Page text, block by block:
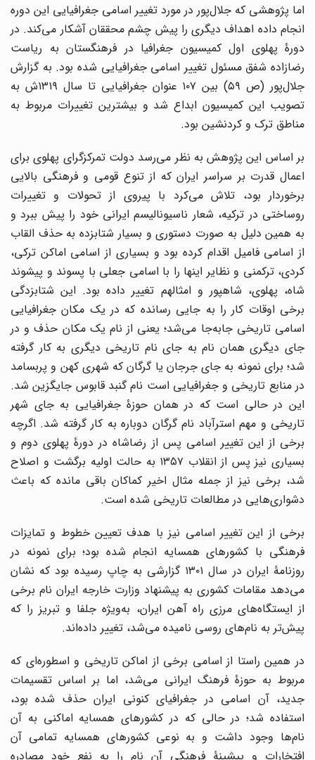
اما پژوهشی که جلال‌پور در مورد تغییر اسامی جغرافیایی این دوره
انجام داده اهداف دیگری را پیش چشم محققان آشکار می‌کند. در
دورۀ پهلوی اول کمیسیون جغرافیا در فرهنگستان به ریاست
رضازاده شفق مسئول تغییر اسامی جغرافیایی شده بود. به گزارش
جلال‌پور (ص ۵۹) بین ۱۰۷ عنوان جغرافیایی تا سال ۱۳۱۹ش به
تصویب این کمیسیون ابداع شد و بیشترین تغییرات مربوط به
مناطق ترک و کردنشین بود.
بر اساس این پژوهش به نظر می‌رسد دولت تمرکزگرای پهلوی برای
اعمال قدرت بر سراسر ایران که از تنوع قومی و فرهنگی بالایی
برخوردار بود، تلاش می‌کرد با پیروی از تحولات و تغییرات
روساختی در ترکیه، شعار ناسیونالیسم ایرانی خود را پیش ببرد و
به همین دلیل به صورت دستوری و بسیار شتابزده به حذف القاب
از اسامی فامیل اقدام کرده بود و بسیاری از اسامی اماکن ترکی،
کردی، ترکمنی و نظایر اینها را با اسامی جعلی با پسوند و پیشوند
شاه، پهلوی، شاهپور و امثالهم تغییر داده بود. این شتابزدگی
برخی اوقات کار را به جایی رسانده که در یک مکان جغرافیایی
اسامی تاریخی جابه‌جا می‌شد؛ یعنی از نام یک مکان حذف و در
جای دیگری همان نام به جای نام تاریخی دیگری به کار گرفته
شد؛ برای نمونه به جای جرجان یا گرگان که شهری کهن و پربسامد
در منابع تاریخی و جغرافیایی است نام گنبد قابوس جایگزین شد.
این در حالی است که در همان حوزۀ جغرافیایی به جای شهر
تاریخی و مهم استرآباد نام گرگان دوباره به کار گرفته شد. اگرچه
برخی از این تغییر اسامی پس از رضاشاه در دورۀ پهلوی دوم و
بسیاری نیز پس از انقلاب ۱۳۵۷ به حالت اولیه برگشت و اصلاح
شد، برخی نیز از جمله مثال اخیر کماکان باقی مانده که باعث
دشواری‌هایی در مطالعات تاریخی شده است.
برخی از این تغییر اسامی نیز با هدف تعیین خطوط و تمایزات
فرهنگی با کشورهای همسایه انجام شده بود؛ برای نمونه در
روزنامۀ ایران در سال ۱۳۰۱ گزارشی به چاپ رسیده بود که نشان
می‌دهد مقامات کشوری به پیشنهاد وزارت خارجه ایران نام برخی
از ایستگاه‌های مرزی راه آهن ایران، به‌ویژه جلفا و تبریز را که
پیش‌تر به نام‌های روسی نامیده می‌شد، تغییر داده‌اند.
در همین راستا از اسامی برخی از اماکن تاریخی و اسطوره‌ای که
مربوط به حوزۀ فرهنگ ایرانی می‌شد، اما بر اساس تقسیمات
جدید، آن اسامی در جغرافیای کنونی ایران حذف شده بود،
استفاده شد؛ در حالی که در کشورهای همسایه اماکنی به آن
نام‌ها وجود داشت و به نوعی کشورهای همسایه تمامی آن
افتخارات و پیشینۀ فرهنگی آن نام را به نفع خود مصادره